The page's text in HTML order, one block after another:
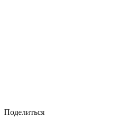
Поделиться